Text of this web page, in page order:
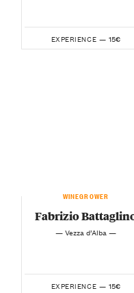
EXPERIENCE — 15€
WINEGROWER
Fabrizio
— Vezza d’Alba —
EXPERIENCE — 15€